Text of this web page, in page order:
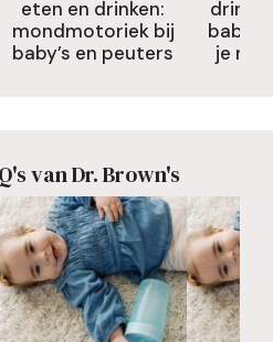
eten en drinken:
mondmotoriek bij
baby’s en peuters
je
van Dr. Brown's